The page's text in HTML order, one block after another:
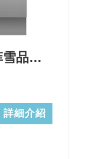
Fisher&Paykel菲雪品克雙層不鏽鋼洗碗機(14人份)型號:DD60DCHX9+基本安裝 (加Line ID:@ye888)結帳折$6800
詳細介紹